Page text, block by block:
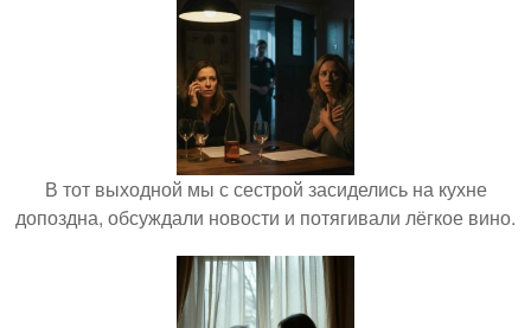
В тот выходной мы с сестрой засиделись на кухне
допоздна, обсуждали новости и потягивали лёгкое вино.